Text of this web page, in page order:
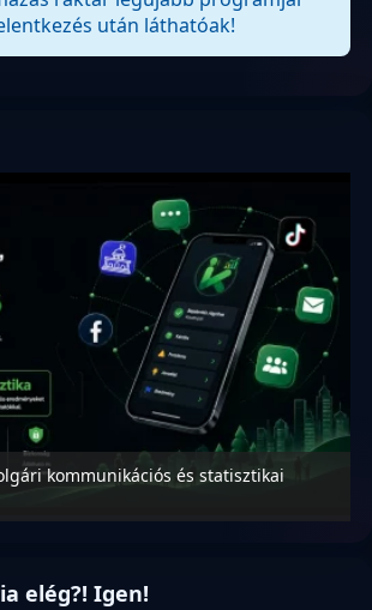
után láthatóak!
kommunikációs és statisztikai
elég?! Igen!